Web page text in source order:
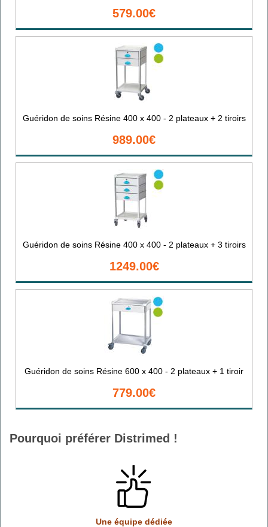
579.00€
Guéridon de soins Résine 400 x 400 - 2 plateaux + 2 tiroirs
989.00€
Guéridon de soins Résine 400 x 400 - 2 plateaux + 3 tiroirs
1249.00€
Guéridon de soins Résine 600 x 400 - 2 plateaux + 1 tiroir
779.00€
Pourquoi préférer Distrimed !
Une équipe dédiée